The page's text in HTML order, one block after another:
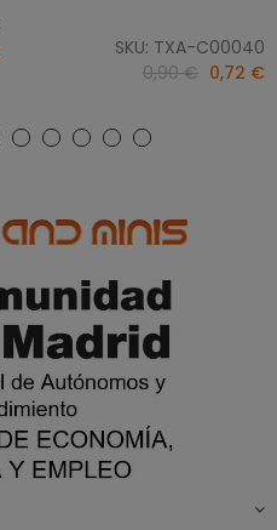
SKU: TXA-C00040
0,90 € 0,72 €